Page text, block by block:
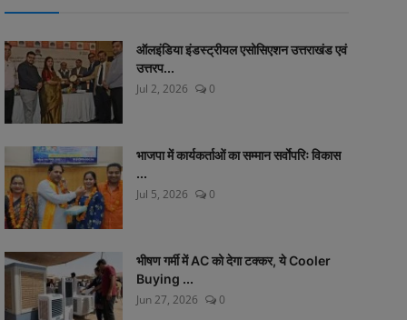
ऑलइंडिया इंडस्ट्रीयल एसोसिएशन उत्तराखंड एवं
उत्तरप...
Jul 2, 2026
0
भाजपा में कार्यकर्ताओं का सम्मान सर्वाेपरिः विकास
...
Jul 5, 2026
0
भीषण गर्मी में AC को देगा टक्कर, ये Cooler
Buying ...
Jun 27, 2026
0